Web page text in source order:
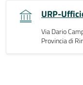
URP-
Via Dario
Provincia di